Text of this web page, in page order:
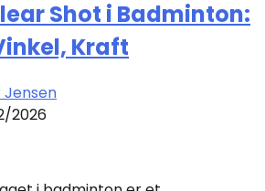
Shot i Badminton:
Kraft
Jensen
2026